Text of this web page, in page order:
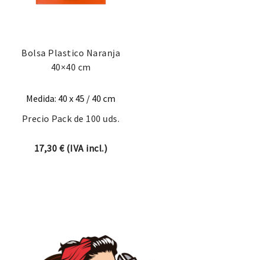
Bolsa Plastico Naranja
40×40 cm
Medida: 40 x 45 / 40 cm
Precio Pack de 100 uds.
17,30 €(IVA incl.)